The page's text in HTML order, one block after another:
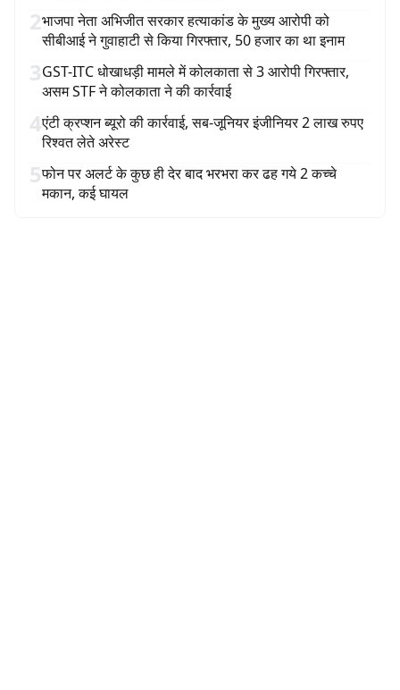
2भाजपा नेता अभिजीत सरकार हत्याकांड के मुख्य आरोपी को
सीबीआई ने गुवाहाटी से किया गिरफ्तार, 50 हजार का था इनाम
3GST-ITC धोखाधड़ी मामले में कोलकाता से 3 आरोपी गिरफ्तार,
असम STF ने कोलकाता ने की कार्रवाई
4एंटी क्रप्शन ब्यूरो की कार्रवाई, सब-जूनियर इंजीनियर 2 लाख रुपए
रिश्वत लेते अरेस्ट
5फोन पर अलर्ट के कुछ ही देर बाद भरभरा कर ढह गये 2 कच्चे
मकान, कई घायल